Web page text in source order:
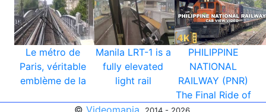
Le métro de
Paris, véritable
emblème de la
Manila LRT-1 is a
fully elevated
light rail
PHILIPPINE
NATIONAL
RAILWAY (PNR)
The Final Ride of
© Videomapia .